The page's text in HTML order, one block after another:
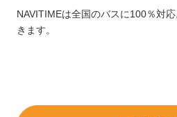
NAVITIMEは全国のバスに100％対
きます。